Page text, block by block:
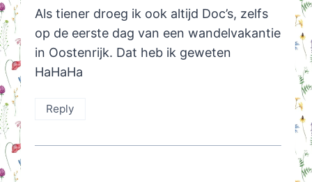
Als tiener droeg ik ook altijd Doc’s, zelfs
op de eerste dag van een wandelvakantie
in Oostenrijk. Dat heb ik geweten
HaHaHa
Reply